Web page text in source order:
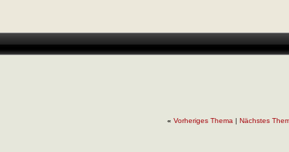
« Vorheriges Thema| Nächstes